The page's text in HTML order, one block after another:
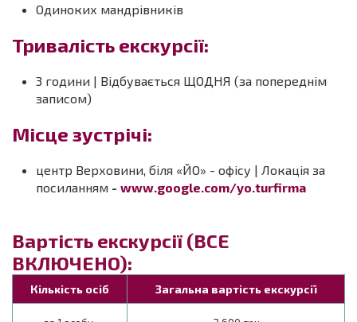
Одиноких мандрівників
Тривалість екскурсії:
3 години | Відбувається ЩОДНЯ (за попереднім
записом)
Місце зустрічі:
центр Верховини, біля «ЙО» - офісу | Локація за
посиланням - www.google.com/yo.turfirma
Вартість екскурсії (ВСЕ
ВКЛЮЧЕНО):
Кількість осіб Загальна вартість екскурсії